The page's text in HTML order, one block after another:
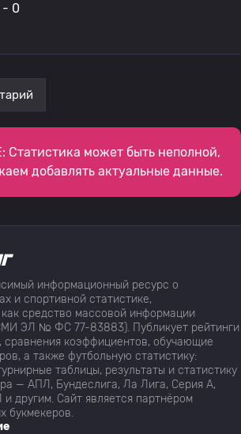
- 0
может быть неполной,
добавлять актуальные данные.
информационный ресурс о
и спортивной статистике,
средство массовой информации
ЭЛ № ФС 77-83883). Публикует рейтинги
сравнения коэффициентов, обучающие
а также футбольную статистику:
таблицы, результаты и статистику
— АПЛ, Бундеслига, Ла Лига, Серия А,
другим. Сайт является партнёром
букмекеров.